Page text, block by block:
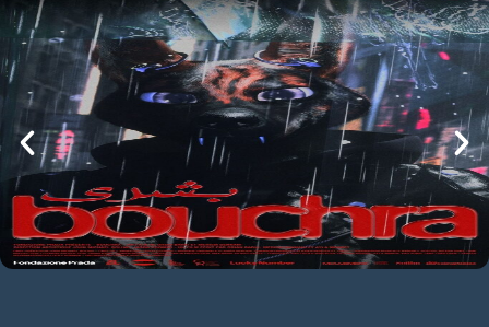
The Party
The Party Bande-annonce VO
BOUCHRA
mer 05/08
21h00